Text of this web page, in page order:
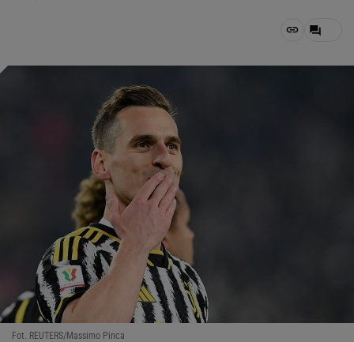
Fot. REUTERS/Massimo Pinca